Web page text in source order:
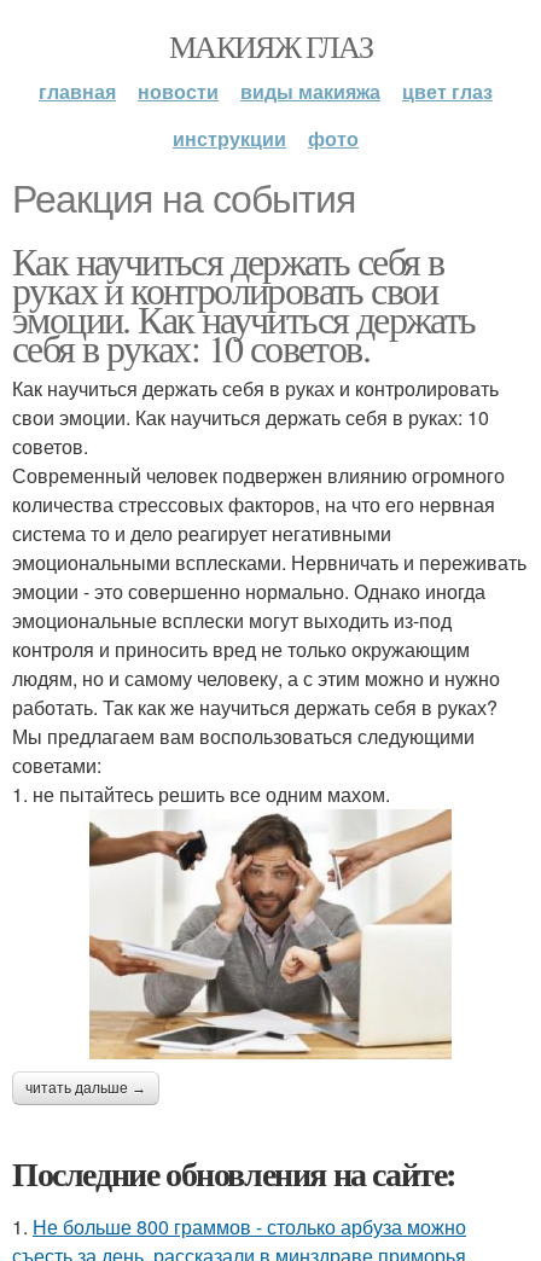
МАКИЯЖ ГЛАЗ
главная новости виды макияжа
цвет глаз
инструкции
фото
Реакция на события
Как научиться держать себя в
руках и контролировать свои
эмоции. Как научиться держать
себя в руках: 10 советов.
Как научиться держать себя в руках и контролировать
свои эмоции. Как научиться держать себя в руках: 10
советов.
Современный человек подвержен влиянию огромного
количества стрессовых факторов, на что его нервная
система то и дело реагирует негативными
эмоциональными всплесками. Нервничать и переживать
эмоции - это совершенно нормально. Однако иногда
эмоциональные всплески могут выходить из-под
контроля и приносить вред не только окружающим
людям, но и самому человеку, а с этим можно и нужно
работать. Так как же научиться держать себя в руках?
Мы предлагаем вам воспользоваться следующими
советами:
1. не пытайтесь решить все одним махом.
читать дальше →
Последние обновления на сайте:
1. Не больше 800 граммов - столько арбуза можно